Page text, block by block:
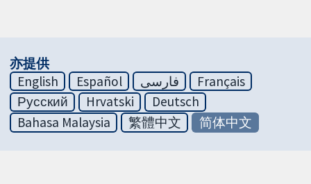
亦提供
English
Español فارسی
Français
Русский
Hrvatski
Deutsch
Bahasa Malaysia
繁體中文 简体中文